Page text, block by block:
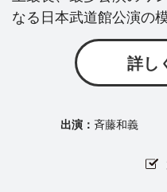
なる日本武道館公演の
詳し
斉藤和義